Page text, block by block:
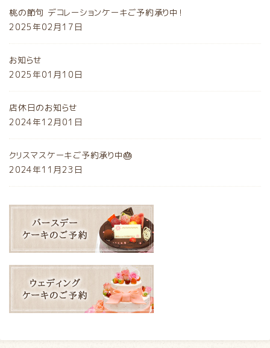
桃の節句 デコレーションケーキご予約承り中！
2025年02月17日
お知らせ
2025年01月10日
店休日のお知らせ
2024年12月01日
クリスマスケーキご予約承り中🎂
2024年11月23日